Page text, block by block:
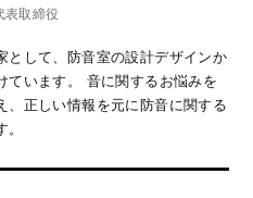
表取締役
として、防音室の設計デザインか
ています。 音に関するお悩みを
、正しい情報を元に防音に関する